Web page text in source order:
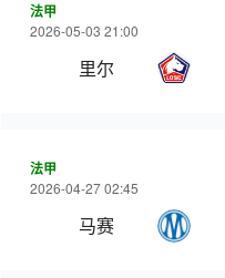
法甲
2026-05-03 21:00
里尔
法甲
2026-04-27 02:45
马赛